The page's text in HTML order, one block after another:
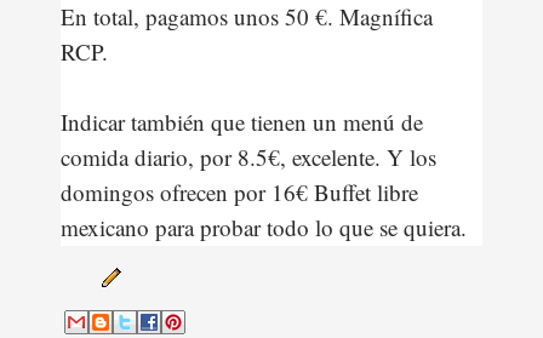
En total, pagamos unos 50 €. Magnífica
RCP.
Indicar también que tienen un menú de
comida diario, por 8.5€, excelente. Y los
domingos ofrecen por 16€ Buffet libre
mexicano para probar todo lo que se quiera.